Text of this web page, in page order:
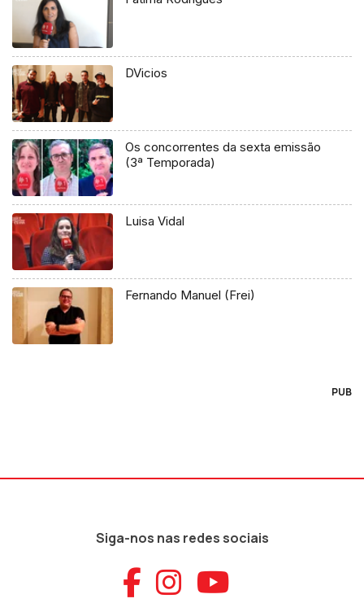
DVicios
Os concorrentes da sexta emissão
(3ª Temporada)
Luisa Vidal
Fernando Manuel (Frei)
PUB
Siga-nos nas redes sociais
Aceder ao
Aceder ao
Aceder